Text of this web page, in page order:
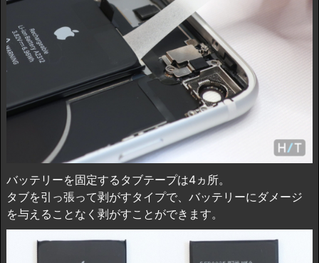
バッテリーを固定するタブテープは4ヵ所。
タブを引っ張って剥がすタイプで、バッテリーにダメージ
を与えることなく剥がすことができます。